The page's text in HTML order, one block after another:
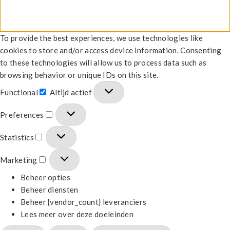
To provide the best experiences, we use technologies like
cookies to store and/or access device information. Consenting
to these technologies will allow us to process data such as
browsing behavior or unique IDs on this site.
Functional
Altijd actief
Preferences
Statistics
Marketing
Beheer opties
Beheer diensten
Beheer {vendor_count} leveranciers
Lees meer over deze doeleinden